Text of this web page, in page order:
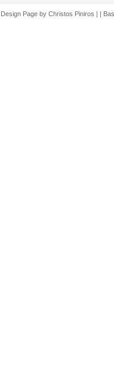
Design Page by Christos Piniros | |